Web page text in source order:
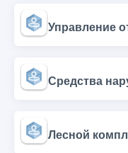
Управление
Средства
Лесной